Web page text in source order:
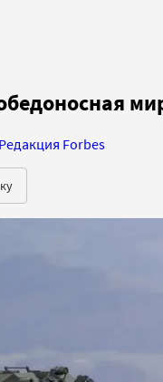
Редакция Forbes